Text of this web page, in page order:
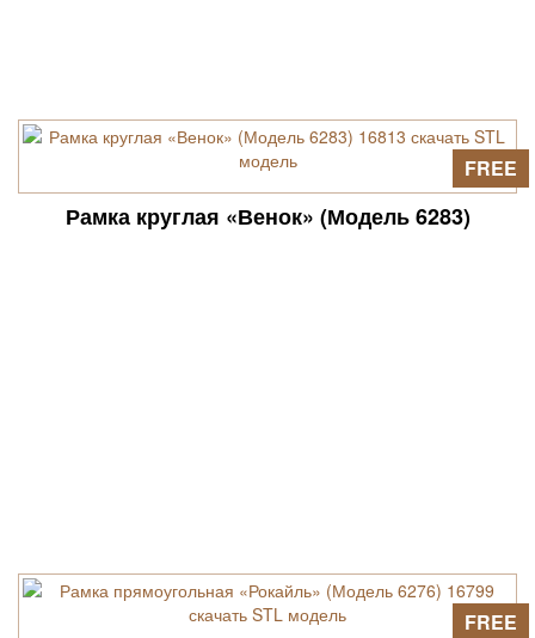
Рамка круглая «Венок» (Модель 6283)
FREE
FREE